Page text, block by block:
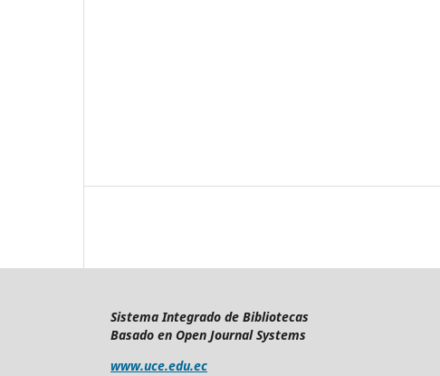
Sistema Integrado de Bibliotecas
Basado en Open Journal Systems
www.uce.edu.ec